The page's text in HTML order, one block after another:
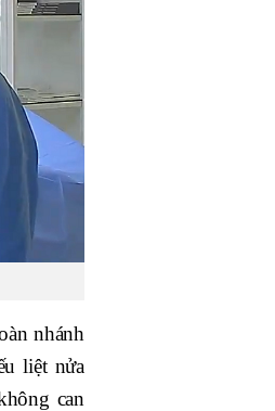
nhánh
liệt nửa
can